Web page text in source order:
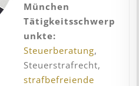
München
Tätigkeitsschwerp
unkte:
Steuerberatung,
Steuerstrafrecht,
strafbefreiende